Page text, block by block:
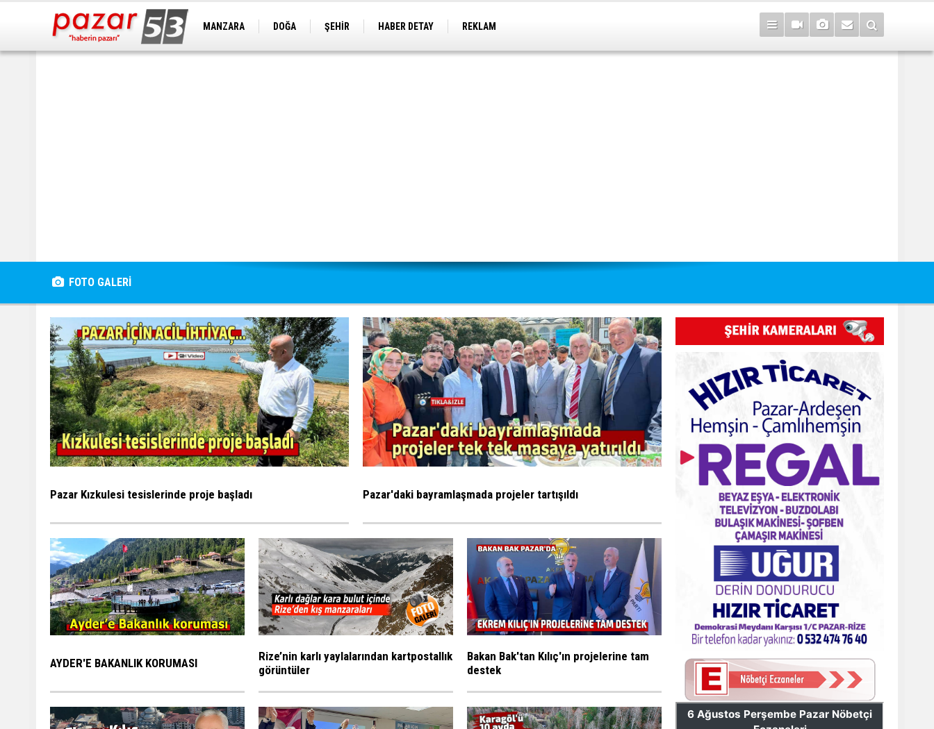
MANZARA DOĞA ŞEHİR HABER DETAY REKLAM
FOTO GALERİ
Pazar Kızkulesi tesislerinde proje başladı Pazar'daki bayramlaşmada projeler tartışıldı
AYDER'E BAKANLIK KORUMASI
Rize’nin karlı yaylalarından kartpostallık
görüntüler
Bakan Bak'tan Kılıç'ın projelerine tam
destek